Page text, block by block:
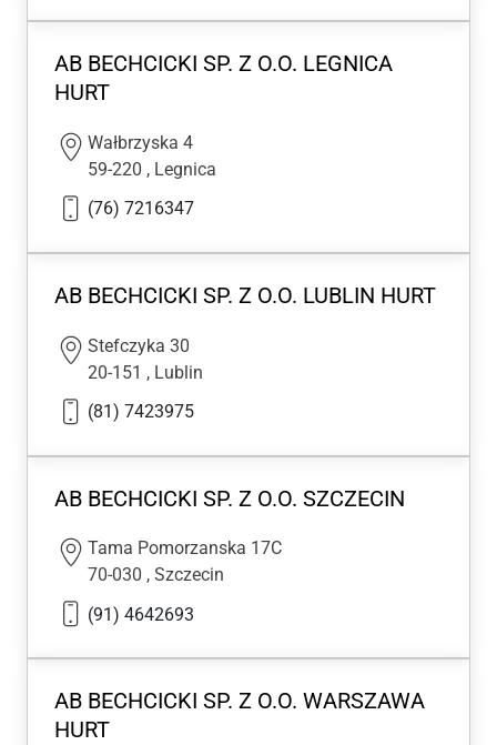
AB BECHCICKI SP. Z O.O. LEGNICA
HURT
Wałbrzyska 4
59-220 , Legnica
(76) 7216347
AB BECHCICKI SP. Z O.O. LUBLIN HURT
Stefczyka 30
20-151 , Lublin
(81) 7423975
AB BECHCICKI SP. Z O.O. SZCZECIN
Tama Pomorzanska 17C
70-030 , Szczecin
(91) 4642693
AB BECHCICKI SP. Z O.O. WARSZAWA
HURT